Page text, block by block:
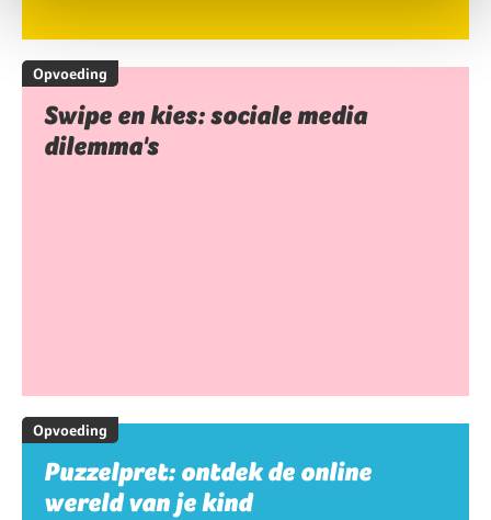
Opvoeding
Swipe en kies: sociale media
dilemma's
Opvoeding
Puzzelpret: ontdek de online
wereld van je kind